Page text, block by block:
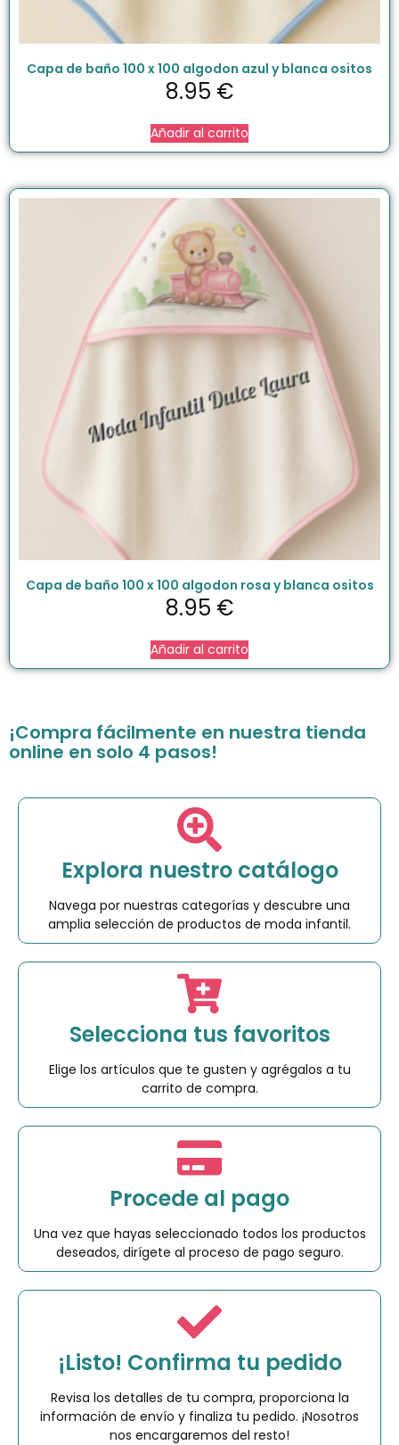
Capa de baño 100 x 100 algodon azul y blanca ositos
8.95 €
Añadir al carrito
Capa de baño 100 x 100 algodon rosa y blanca ositos
8.95 €
Añadir al carrito
¡Compra fácilmente en nuestra tienda
online en solo 4 pasos!
Explora nuestro catálogo
Navega por nuestras categorías y descubre una
amplia selección de productos de moda infantil.
Selecciona tus favoritos
Elige los artículos que te gusten y agrégalos a tu
carrito de compra.
Procede al pago
Una vez que hayas seleccionado todos los productos
deseados, dirígete al proceso de pago seguro.
¡Listo! Confirma tu pedido
Revisa los detalles de tu compra, proporciona la
información de envío y finaliza tu pedido. ¡Nosotros
nos encargaremos del resto!